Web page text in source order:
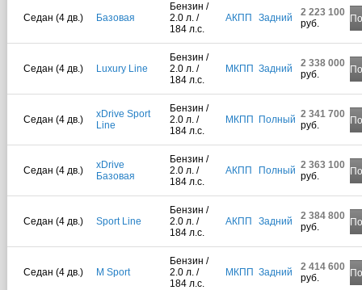
Седан (4 дв.) Базовая
Бензин /
2.0 л. /
184 л.с.
АКПП Задний
2 223 100
руб.
Седан (4 дв.) Luxury Line
Бензин /
2.0 л. /
184 л.с.
МКПП Задний
2 338 000
руб.
Седан (4 дв.)
xDrive Sport
Line
Бензин /
2.0 л. /
184 л.с.
МКПП Полный 2 341 700
руб.
Седан (4 дв.)
xDrive
Базовая
Бензин /
2.0 л. /
184 л.с.
АКПП Полный 2 363 100
руб.
Седан (4 дв.) Sport Line
Бензин /
2.0 л. /
184 л.с.
АКПП Задний
2 384 800
руб.
Седан (4 дв.) M Sport
Бензин /
2.0 л. /
184 л.с.
МКПП Задний
2 414 600
руб.